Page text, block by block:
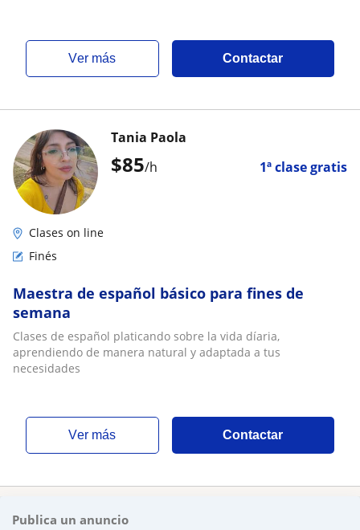
ver más Contactar
$85/h 1ª clase gratis
Tania Paola
Clases on line
Finés
Maestra de español básico para fines de
semana
Clases de español platicando sobre la vida díaria,
aprendiendo de manera natural y adaptada a tus
necesidades
ver más Contactar
Publica un anuncio